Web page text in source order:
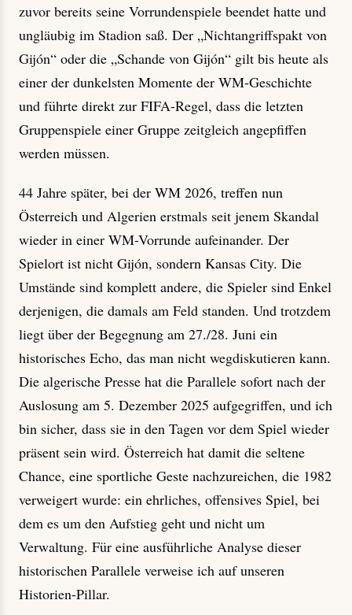
zuvor bereits seine Vorrundenspiele beendet hatte und
ungläubig im Stadion saß. Der „Nichtangriffspakt von
Gijón“ oder die „Schande von Gijón“ gilt bis heute als
einer der dunkelsten Momente der WM-Geschichte
und führte direkt zur FIFA-Regel, dass die letzten
Gruppenspiele einer Gruppe zeitgleich angepfiffen
werden müssen.
44 Jahre später, bei der WM 2026, treffen nun
Österreich und Algerien erstmals seit jenem Skandal
wieder in einer WM-Vorrunde aufeinander. Der
Spielort ist nicht Gijón, sondern Kansas City. Die
Umstände sind komplett andere, die Spieler sind Enkel
derjenigen, die damals am Feld standen. Und trotzdem
liegt über der Begegnung am 27./28. Juni ein
historisches Echo, das man nicht wegdiskutieren kann.
Die algerische Presse hat die Parallele sofort nach der
Auslosung am 5. Dezember 2025 aufgegriffen, und ich
bin sicher, dass sie in den Tagen vor dem Spiel wieder
präsent sein wird. Österreich hat damit die seltene
Chance, eine sportliche Geste nachzureichen, die 1982
verweigert wurde: ein ehrliches, offensives Spiel, bei
dem es um den Aufstieg geht und nicht um
Verwaltung. Für eine ausführliche Analyse dieser
historischen Parallele verweise ich auf unseren
Historien-Pillar.